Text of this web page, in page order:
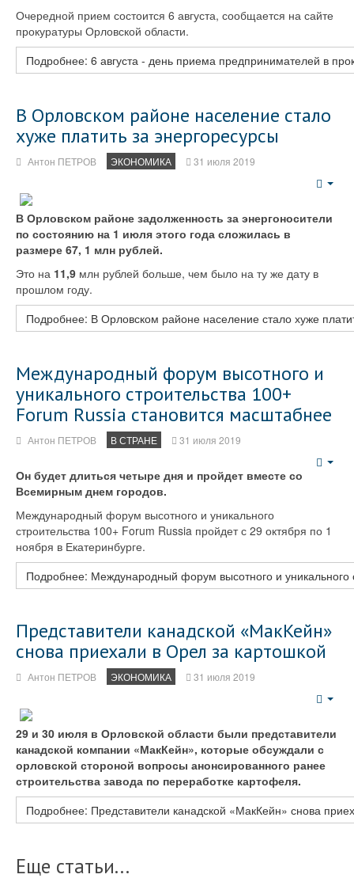
Очередной прием состоится 6 августа, сообщается на сайте
прокуратуры Орловской области.
Подробнее: 6 августа - день приема предпринимателей в
В Орловском районе население стало
хуже платить за энергоресурсы
Антон ПЕТРОВ ЭКОНОМИКА 31 июля 2019
В Орловском районе задолженность за энергоносители
по состоянию на 1 июля этого года сложилась в
размере 67, 1 млн рублей.
Это на 11,9 млн рублей больше, чем было на ту же дату в
прошлом году.
Подробнее: В Орловском районе население стало хуже
Международный форум высотного и
уникального строительства 100+
Forum Russia становится масштабнее
Антон ПЕТРОВ В СТРАНЕ 31 июля 2019
Он будет длиться четыре дня и пройдет вместе со
Всемирным днем городов.
Международный форум высотного и уникального
строительства 100+ Forum Russia пройдет с 29 октября по 1
ноября в Екатеринбурге.
Подробнее: Международный форум высотного и уникального
Представители канадской «МакКейн»
снова приехали в Орел за картошкой
Антон ПЕТРОВ ЭКОНОМИКА 31 июля 2019
29 и 30 июля в Орловской области были представители
канадской компании «МакКейн», которые обсуждали с
орловской стороной вопросы анонсированного ранее
строительства завода по переработке картофеля.
Подробнее: Представители канадской «МакКейн» снова
Еще статьи...